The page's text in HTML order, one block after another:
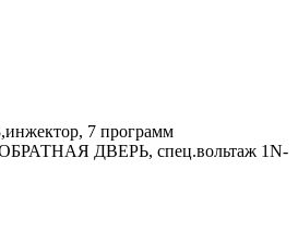
7 программ
ОБРАТНАЯ ДВЕРЬ, спец.вольтаж 1N-